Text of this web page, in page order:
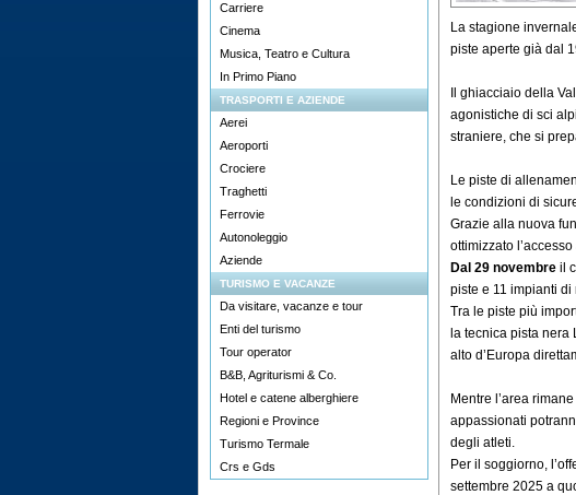
Carriere
Cinema
Musica, Teatro e Cultura
In Primo Piano
TRASPORTI E AZIENDE
Aerei
Aeroporti
Crociere
Traghetti
Ferrovie
Autonoleggio
Aziende
TURISMO E VACANZE
Da visitare, vacanze e tour
Enti del turismo
Tour operator
B&B, Agriturismi & Co.
Hotel e catene alberghiere
Regioni e Province
Turismo Termale
Crs e Gds
La stagione
piste aperte già dal
Il ghiacciaio della
agonistiche di sci
straniere, che si
Le piste di
le condizioni di
Grazie alla nuova
ottimizzato
Dal 29 novembre il
piste e 11 impianti
Tra le piste più
la tecnica pista
alto d’Europa
Mentre l’area
appassionati
degli atleti.
Per il soggiorno,
settembre 2025 a